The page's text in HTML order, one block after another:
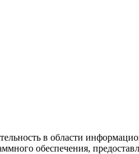
в области
обеспечения,